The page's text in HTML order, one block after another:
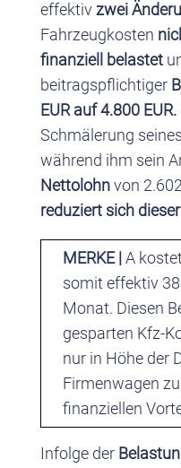
effektivzwei
Fahrzeugkosten
finanziell belastet
beitragspflichtiger
EUR auf 4.800 EUR.
Schmälerung
während ihm sein
Nettolohnvon
reduziert sich
MERKE | A
somit effektiv
Monat. Diesen
gesparten Kfz-
nur in Höhe der
Firmenwagen
finanziellen
Infolge der